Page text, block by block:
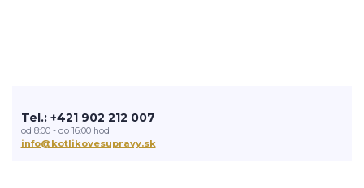
Tel.: +421 902 212 007
od 8:00 - do 16:00 hod
info@kotlikovesupravy.sk